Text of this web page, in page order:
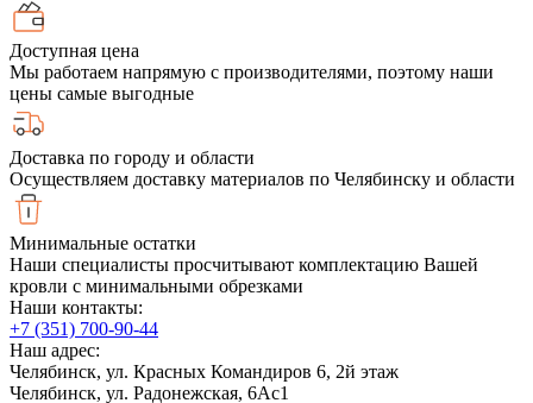
Доступная цена
Мы работаем напрямую с производителями, поэтому наши
цены самые выгодные
Доставка по городу и области
Осуществляем доставку материалов по Челябинску и области
Минимальные остатки
Наши специалисты просчитывают комплектацию Вашей
кровли с минимальными обрезками
Наши контакты:
+7 (351) 700-90-44
Наш адрес:
Челябинск, ул. Красных Командиров 6, 2й этаж
Челябинск, ул. Радонежская, 6Ас1